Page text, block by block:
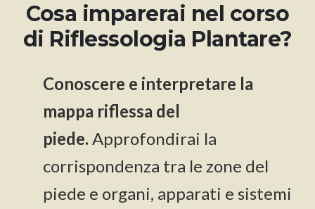
Cosa imparerai nel corso
di Riflessologia Plantare?
Conoscere e interpretare la
mappa riflessa del
piede. Approfondirai la
corrispondenza tra le zone del
piede e organi, apparati e sistemi